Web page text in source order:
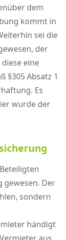
dem
kommt in
sei die
der
eine
§305 Absatz 1
Es
wurde der
gewesen. Der
sondern
händigt